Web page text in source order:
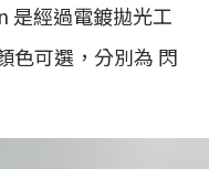
是經過電鍍拋光工
色可選，分別為 閃